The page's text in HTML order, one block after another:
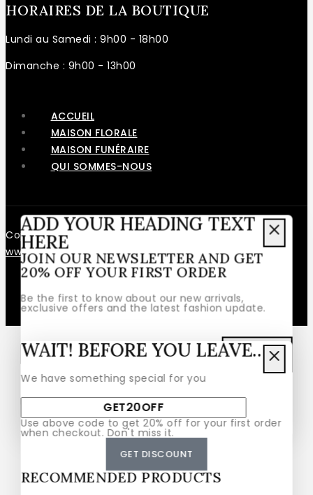
HORAIRES DE LA BOUTIQUE
Lundi au Samedi : 9h00 - 18h00
Dimanche : 9h00 - 13h00
ACCUEIL
MAISON FLORALE
MAISON FUNÉRAIRE
QUI SOMMES-NOUS
Copyright © 2026 – Fait avec ❤️ parLe Web en Rose-
www.lewebenrose.fr
ADD YOUR HEADING TEXT
HERE
JOIN OUR NEWSLETTER AND GET
20% OFF YOUR FIRST ORDER
Be the first to know about our new arrivals,
exclusive offers and the latest fashion update.
By subscribing, you agree to our privacy policy.
Don't show this popup again
WAIT! BEFORE YOU LEAVE…
We have something special for you
Use above code to get 20% off for your first order
when checkout. Don't miss it.
GET DISCOUNT
RECOMMENDED PRODUCTS